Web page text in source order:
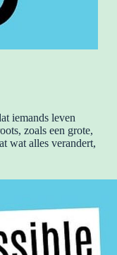
iemands leven
zoals een grote,
wat alles verandert,